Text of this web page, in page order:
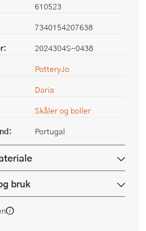
610523
7340154207638
2024304S-0438
PotteryJo
Daria
Skåler og boller
Portugal
bruk